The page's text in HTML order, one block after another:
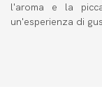
l'aroma e la
un'esperienza di